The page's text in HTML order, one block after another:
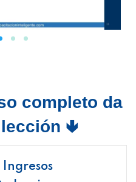
completo da
🢃